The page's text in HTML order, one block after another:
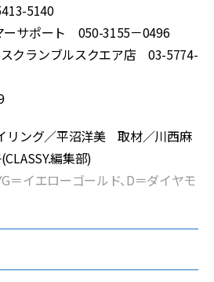
5140
ーサポート 050-3155－0496
クランブルスクエア店 03-5774-
リング／平沼洋美 取材／川西麻
編集部)
＝イエローゴールド、D＝ダイヤモ